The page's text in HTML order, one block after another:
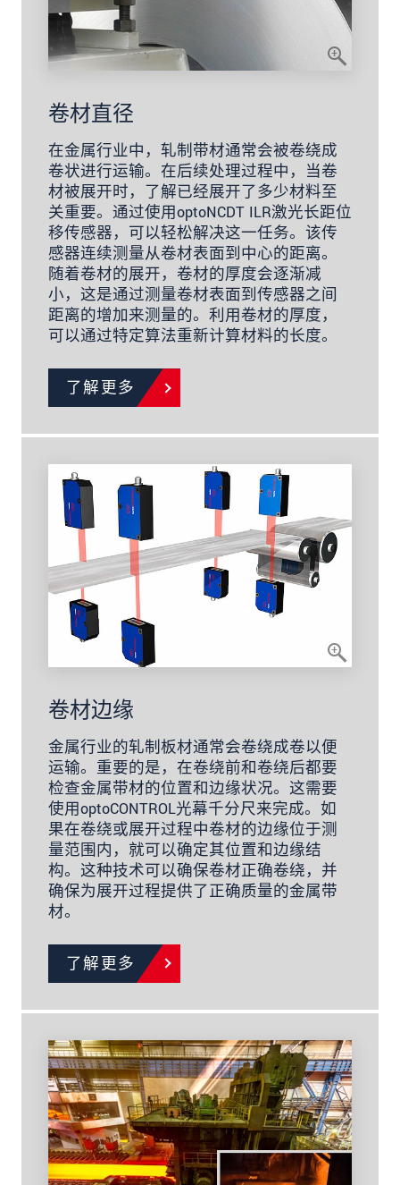
卷材直径
在金属行业中，轧制带材通常会被卷绕成
卷状进行运输。在后续处理过程中，当卷
材被展开时，了解已经展开了多少材料至
关重要。通过使用optoNCDT ILR激光长距位
移传感器，可以轻松解决这一任务。该传
感器连续测量从卷材表面到中心的距离。
随着卷材的展开，卷材的厚度会逐渐减
小，这是通过测量卷材表面到传感器之间
距离的增加来测量的。利用卷材的厚度，
可以通过特定算法重新计算材料的长度。
了解更多
卷材边缘
金属行业的轧制板材通常会卷绕成卷以便
运输。重要的是，在卷绕前和卷绕后都要
检查金属带材的位置和边缘状况。这需要
使用optoCONTROL光幕千分尺来完成。如
果在卷绕或展开过程中卷材的边缘位于测
量范围内，就可以确定其位置和边缘结
构。这种技术可以确保卷材正确卷绕，并
确保为展开过程提供了正确质量的金属带
材。
了解更多